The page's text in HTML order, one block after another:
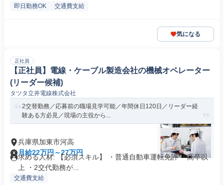
即日勤務OK 交通費支給
気になる
正社員
【正社員】電線・ケーブル製造会社の機械オペレーター
(リーダー候補)
タツタ立井電線株式会社
2交替勤務／応募前の職場見学可能／年間休日120日／リーダー経
験ある方必見／現場の主役から...
兵庫県加東市河高
月給22万円～27万円
求める人材: 【必須スキル】 ・普通自動車運転免許 ・高卒以
上 ・2交代勤務が...
交通費支給